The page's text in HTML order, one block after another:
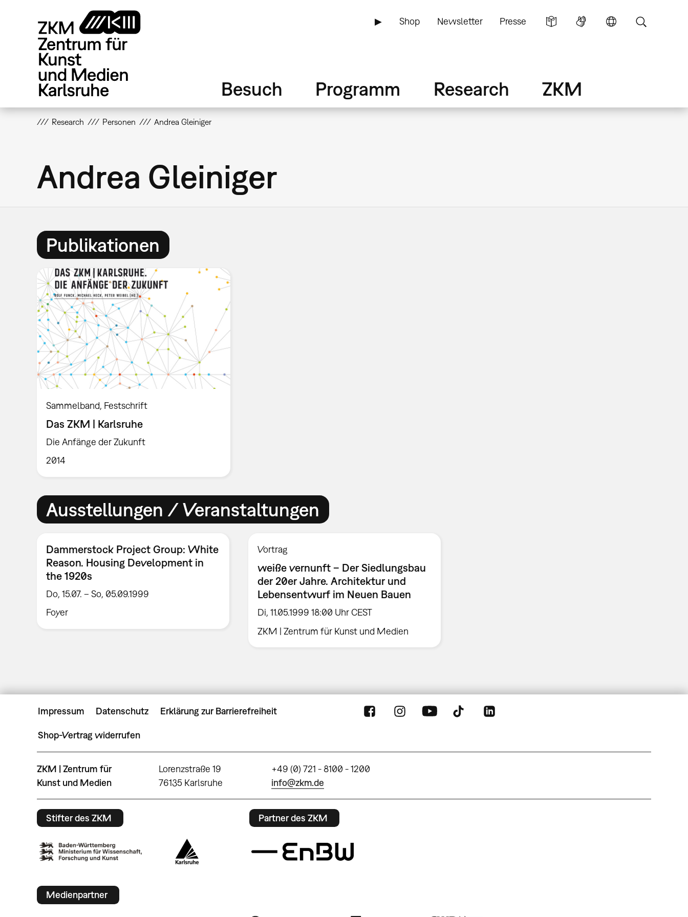
▶ Shop Newsletter Presse
Besuch Programm Research ZKM
Research Personen Andrea Gleiniger
Andrea Gleiniger
Publikationen
Sammelband Festschrift
Das ZKM | Karlsruhe
Die Anfänge der Zukunft
2014
Ausstellungen / Veranstaltungen
Dammerstock Project Group: White
Reason. Housing Development in
the 1920s
Do, 15.07. – So, 05.09.1999
Foyer
Vortrag
weiße vernunft – Der Siedlungsbau
der 20er Jahre. Architektur und
Lebensentwurf im Neuen Bauen
Di, 11.05.1999 18:00 Uhr CEST
ZKM | Zentrum für Kunst und Medien
Impressum Datenschutz Erklärung zur Barrierefreiheit
Shop-Vertrag widerrufen
ZKM | Zentrum für
Kunst und Medien
Lorenzstraße 19
76135 Karlsruhe
+49 (0) 721 - 8100 - 1200
info@zkm.de
Stifter des ZKM Partner des ZKM
Medienpartner